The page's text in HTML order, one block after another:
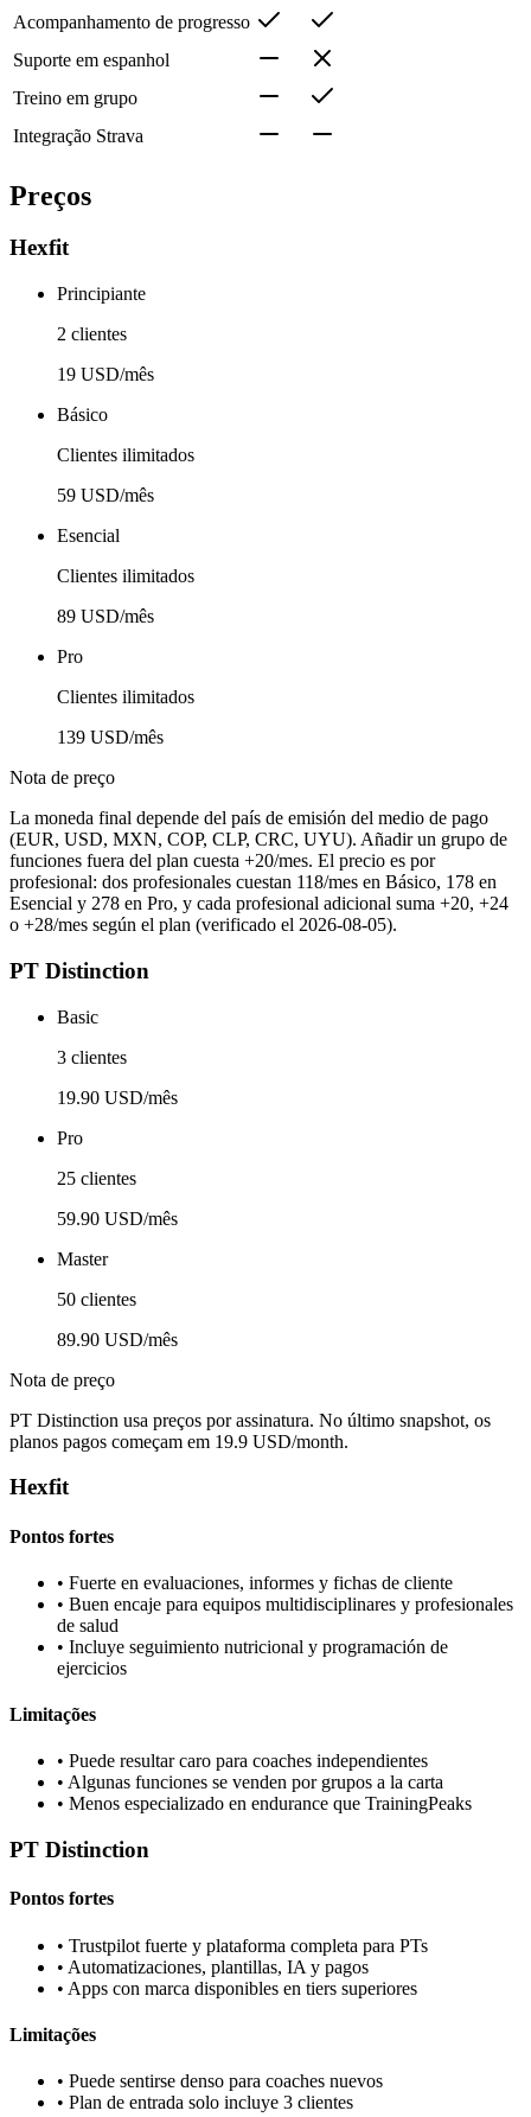
Acompanhamento de progresso
Suporte em espanhol
Treino em grupo
Integração Strava
Preços
Hexfit
Principiante
2 clientes
19 USD/mês
Básico
Clientes ilimitados
59 USD/mês
Esencial
Clientes ilimitados
89 USD/mês
Pro
Clientes ilimitados
139 USD/mês
Nota de preço
La moneda final depende del país de emisión del medio de pago
(EUR, USD, MXN, COP, CLP, CRC, UYU). Añadir un grupo de
funciones fuera del plan cuesta +20/mes. El precio es por
profesional: dos profesionales cuestan 118/mes en Básico, 178 en
Esencial y 278 en Pro, y cada profesional adicional suma +20, +24
o +28/mes según el plan (verificado el 2026-08-05).
PT Distinction
Basic
3 clientes
19.90 USD/mês
Pro
25 clientes
59.90 USD/mês
Master
50 clientes
89.90 USD/mês
Nota de preço
PT Distinction usa preços por assinatura. No último snapshot, os
planos pagos começam em 19.9 USD/month.
Hexfit
Pontos fortes
• Fuerte en evaluaciones, informes y fichas de cliente
• Buen encaje para equipos multidisciplinares y profesionales
de salud
• Incluye seguimiento nutricional y programación de
ejercicios
Limitações
• Puede resultar caro para coaches independientes
• Algunas funciones se venden por grupos a la carta
• Menos especializado en endurance que TrainingPeaks
PT Distinction
Pontos fortes
• Trustpilot fuerte y plataforma completa para PTs
• Automatizaciones, plantillas, IA y pagos
• Apps con marca disponibles en tiers superiores
Limitações
• Puede sentirse denso para coaches nuevos
• Plan de entrada solo incluye 3 clientes